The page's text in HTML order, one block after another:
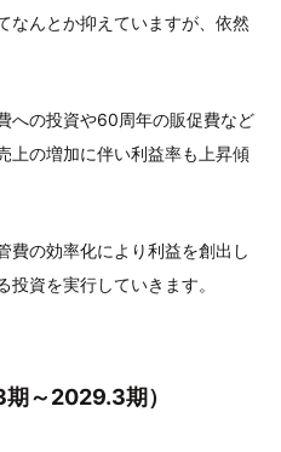
なんとか抑えていますが、依然
への投資や60周年の販促費など
上の増加に伴い利益率も上昇傾
費の効率化により利益を創出し
資を実行していきます。
～2029.3期）